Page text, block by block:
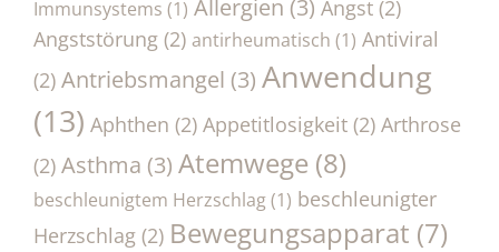
Immunsystems (1) Allergien (3) Angst (2)
Angststörung (2) antirheumatisch (1) Antiviral
(2) Antriebsmangel (3) Anwendung
(13) Aphthen (2) Appetitlosigkeit (2) Arthrose
(2) Asthma (3) Atemwege (8)
beschleunigtem Herzschlag(1) beschleunigter
Herzschlag (2) Bewegungsapparat (7)